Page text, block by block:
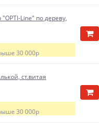
Line" по дереву,
30 000р
ст.витая
30 000р